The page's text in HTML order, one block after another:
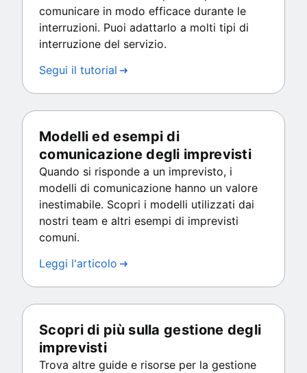
comunicare in modo efficace durante le
interruzioni. Puoi adattarlo a molti tipi di
interruzione del servizio.
Segui il tutorial
Modelli ed esempi di
comunicazione degli imprevisti
Quando si risponde a un imprevisto, i
modelli di comunicazione hanno un valore
inestimabile. Scopri i modelli utilizzati dai
nostri team e altri esempi di imprevisti
comuni.
Leggi l'articolo
Scopri di più sulla gestione degli
imprevisti
Trova altre guide e risorse per la gestione